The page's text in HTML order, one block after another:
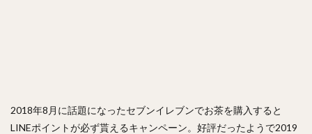
2018年8月に話題になったセブンイレブンでお茶を購入すると
LINEポイントが必ず貰えるキャンペーン。好評だったようで2019